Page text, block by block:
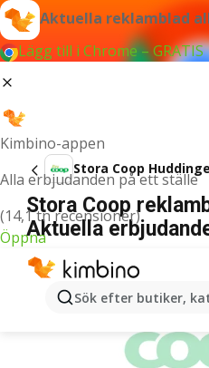
Aktuella reklamblad
Lägg till i Chrome – GRATIS
Kimbino-appen
Alla erbjudanden på ett ställe
(14,1 tn recensioner)
Öppna
Sök efter butiker,
Stora Coop Huddinge
Stora Coop
Aktuella